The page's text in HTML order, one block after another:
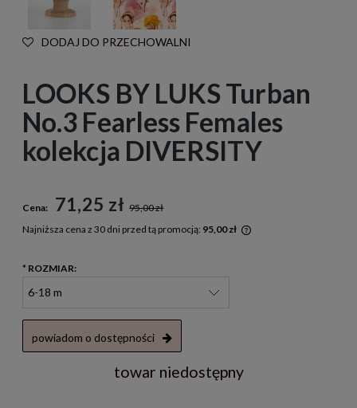
DODAJ DO PRZECHOWALNI
LOOKS BY LUKS Turban
No.3 Fearless Females
kolekcja DIVERSITY
Cena: 71,25 zł 95,00 zł
Najniższa cena z 30 dni przed tą promocją: 95,00 zł
* ROZMIAR:
powiadom o dostępności
towar niedostępny